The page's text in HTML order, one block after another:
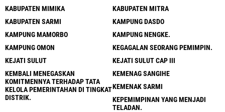
KABUPATEN MIMIKA
KABUPATEN MITRA
KABUPATEN SARMI
KAMPUNG DASDO
KAMPUNG MAMORBO
KAMPUNG NENGKE.
KAMPUNG OMON
KEGAGALAN SEORANG PEMIMPIN.
KEJATI SULUT
KEJATI SULUT CAP III
KEMBALI MENEGASKAN
KOMITMENNYA TERHADAP TATA
KELOLA PEMERINTAHAN DI TINGKAT
DISTRIK.
KEMENAG SANGIHE
KEMENAK SARMI
KEPEMIMPINAN YANG MENJADI
TELADAN.